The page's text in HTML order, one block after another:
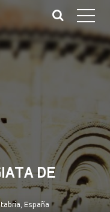
DE
España